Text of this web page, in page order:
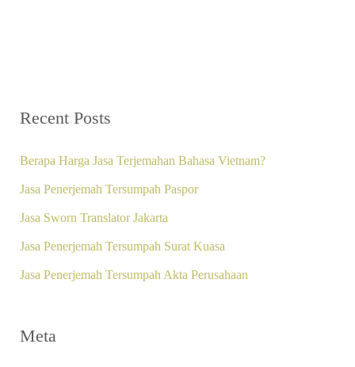
Recent Posts
Berapa Harga Jasa Terjemahan Bahasa Vietnam?
Jasa Penerjemah Tersumpah Paspor
Jasa Sworn Translator Jakarta
Jasa Penerjemah Tersumpah Surat Kuasa
Jasa Penerjemah Tersumpah Akta Perusahaan
Meta